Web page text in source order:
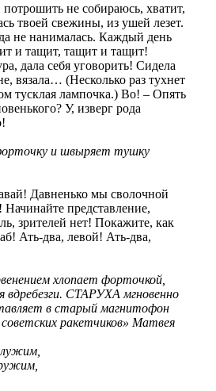
потрошить не собираюсь, хватит,
твоей свежины, из ушей лезет.
не нанималась. Каждый день
и тащит, тащит и тащит!
дала себя уговорить! Сидела
вязала… (Несколько раз тухнет
тусклая лампочка.) Во! – Опять
У, изверг рода
и швыряет тушку
Давненько мы сволочной
Начинайте представление,
зрителей нет! Покажите, как
Ать-два, левой! Ать-два,
хлопает форточкой,
вдребезги. СТАРУХА мгновенно
в старый магнитофон
ракетчиков» Матвея